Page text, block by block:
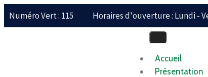
Numéro Vert : 115 Horaires d'ouverture : Lundi -
Accueil
Présentation